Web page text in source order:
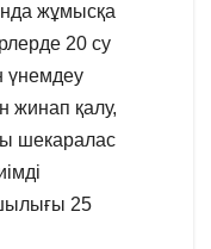
жұмысқа
20 су
үнемдеу
жинап қалу,
шекаралас
25